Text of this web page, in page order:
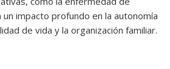
un impacto profundo en la autonomía
de vida y la organización familiar.